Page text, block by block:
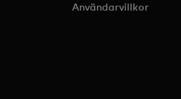
Användarvillkor